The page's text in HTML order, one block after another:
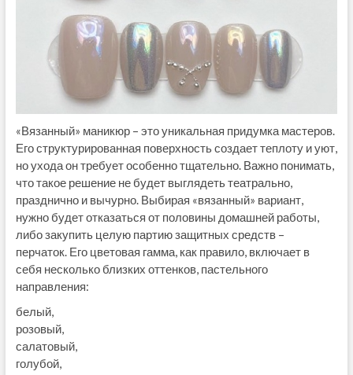
«Вязанный» маникюр – это уникальная придумка мастеров.
Его структурированная поверхность создает теплоту и уют,
но ухода он требует особенно тщательно. Важно понимать,
что такое решение не будет выглядеть театрально,
празднично и вычурно. Выбирая «вязанный» вариант,
нужно будет отказаться от половины домашней работы,
либо закупить целую партию защитных средств –
перчаток. Его цветовая гамма, как правило, включает в
себя несколько близких оттенков, пастельного
направления:
белый,
розовый,
салатовый,
голубой,